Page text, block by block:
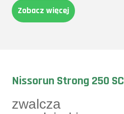
Zobacz więcej
Nissorun Strong 250 SC
zwalcza